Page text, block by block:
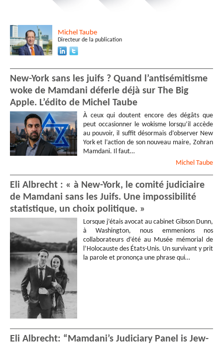
Michel Taube
Directeur de la publication
New-York sans les juifs ? Quand l’antisémitisme
woke de Mamdani déferle déjà sur The Big
Apple. L’édito de Michel Taube
À ceux qui doutent encore des dégâts que
peut occasionner le wokisme lorsqu’il accède
au pouvoir, il suffit désormais d’observer New
York et l’action de son nouveau maire, Zohran
Mamdani. Il faut…
Michel Taube
Eli Albrecht : « à New-York, le comité judiciaire
de Mamdani sans les Juifs. Une impossibilité
statistique, un choix politique. »
Lorsque j’étais avocat au cabinet Gibson Dunn,
à Washington, nous emmenions nos
collaborateurs d’été au Musée mémorial de
l’Holocauste des États-Unis. Un survivant y prit
la parole et prononça une phrase qui…
Eli Albrecht: “Mamdani’s Judiciary Panel is Jew-